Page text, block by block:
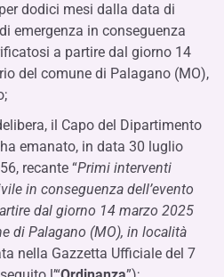
dodici mesi dalla data di
emergenza in conseguenza
a partire dal giorno 14
del comune di Palagano (MO),
il Capo del Dipartimento
emanato, in data 30 luglio
recante “Primi interventi
in conseguenza dell’evento
dal giorno 14 marzo 2025
di Palagano (MO), in località
nella Gazzetta Ufficiale del 7